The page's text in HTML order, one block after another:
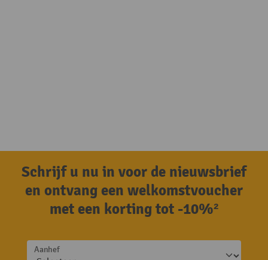
Schrijf u nu in voor de nieuwsbrief
en ontvang een welkomstvoucher
met een korting tot -10%²
Aanhef